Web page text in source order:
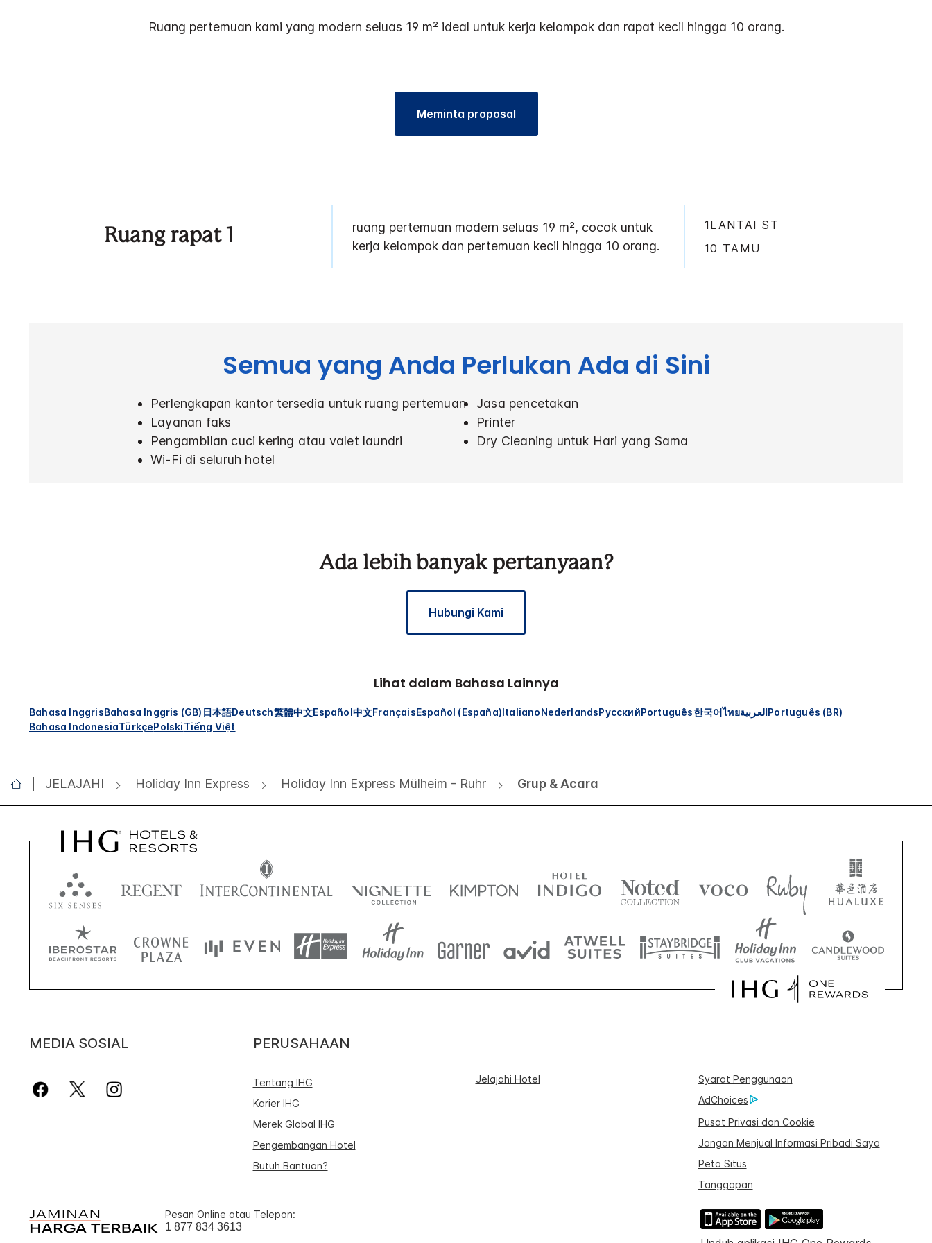
Ruang pertemuan kami yang modern seluas 19 m² ideal untuk kerja kelompok dan rapat kecil hingga 10 orang.
Meminta proposal
Ruang rapat 1
ruang pertemuan modern seluas 19 m², cocok untuk
kerja kelompok dan pertemuan kecil hingga 10 orang.
1LANTAI ST
10 TAMU
Semua yang Anda Perlukan Ada di Sini
Perlengkapan kantor tersedia untuk ruang pertemuan
Jasa pencetakan
Layanan faks
Printer
Pengambilan cuci kering atau valet laundri
Dry Cleaning untuk Hari yang Sama
Wi-Fi di seluruh hotel
Ada lebih banyak pertanyaan?
Hubungi Kami
Lihat dalam Bahasa Lainnya
Bahasa InggrisBahasa Inggris (GB) 日本語Deutsch繁體中文Español中文FrançaisEspañol (España)ItalianoNederlandsРусскийPortuguês한국어ไทยالعربيةPortuguês (BR)
Bahasa IndonesiaTürkçePolskiTiếng Việt
JELAJAHI Holiday Inn Express Holiday Inn Express Mülheim - Ruhr Grup & Acara
MEDIA SOSIAL PERUSAHAAN
Tentang IHG
Karier IHG
Merek Global IHG
Pengembangan Hotel
Butuh Bantuan?
Jelajahi Hotel
Syarat Penggunaan
AdChoices
Pusat Privasi dan Cookie
Jangan Menjual Informasi Pribadi Saya
Peta Situs
Tanggapan
Pesan Online atau Telepon:
1 877 834 3613